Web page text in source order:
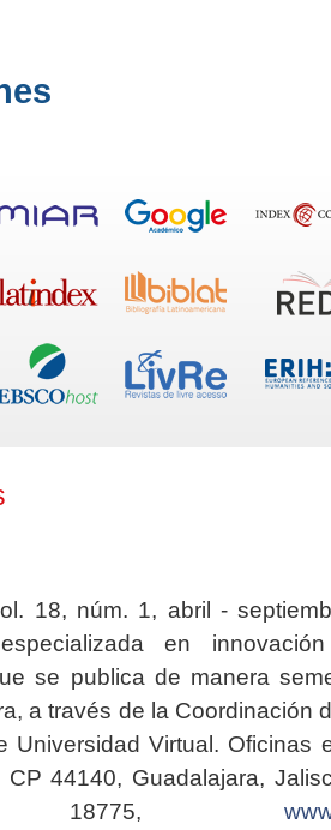
18, núm. 1, abril -
en
se publica de manera
a través de la Coordinación
Universidad Virtual. Oficinas
CP 44140, Guadalajara,
18775,